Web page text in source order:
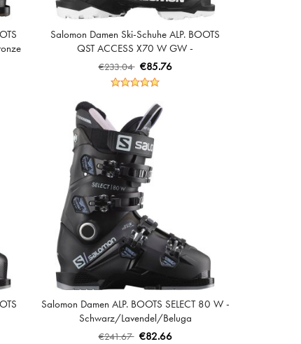
Salomon Damen Ski-Schuhe ALP. BOOTS
QST ACCESS X70 W GW -
Schwarz/Hellbronze Metallic/Weiß
€233.04 €85.76
Salomon Damen ALP. BOOTS SELECT 80 W -
Schwarz/Lavendel/Beluga
€241.67 €82.66